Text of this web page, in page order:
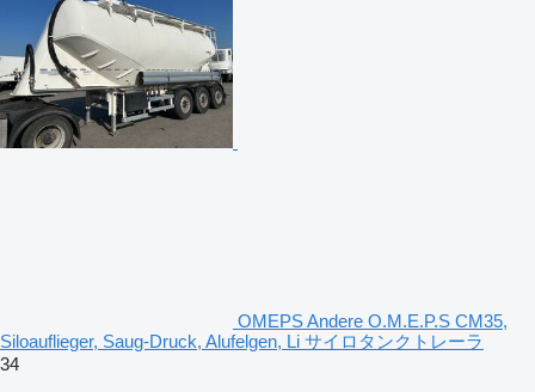
OMEPS Andere O.M.E.P.S CM35,
Siloauflieger, Saug-Druck, Alufelgen, Li サイロタンクトレーラ
34